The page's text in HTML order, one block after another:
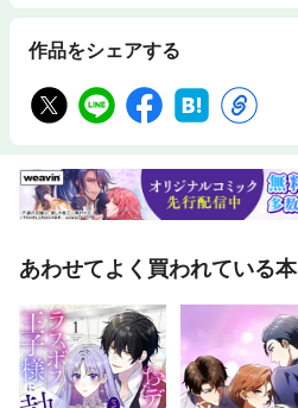
作品をシェアする
あわせてよく買われている本